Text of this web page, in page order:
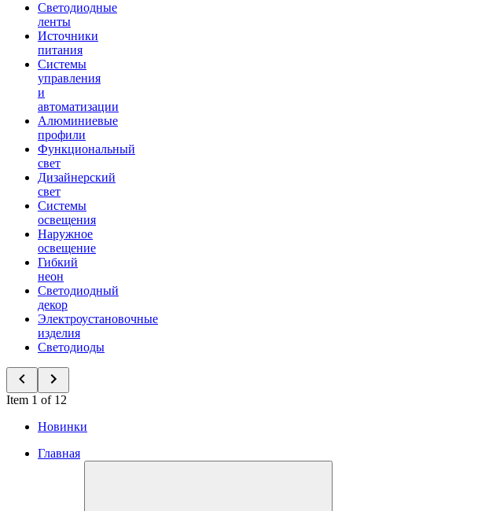
Светодиодные
ленты
Источники
питания
Системы
управления
и
автоматизации
Алюминиевые
профили
Функциональный
свет
Дизайнерский
свет
Системы
освещения
Наружное
освещение
Гибкий
неон
Светодиодный
декор
Электроустановочные
изделия
Светодиоды
Item 1 of 12
Новинки
Главная